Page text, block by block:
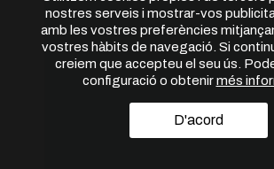
nostres serveis i mostrar-vos
amb les vostres preferències
vostres hàbits de navegació. Si
creiem que accepteu el seu ús.
configuració o obtenirmés
D'acord